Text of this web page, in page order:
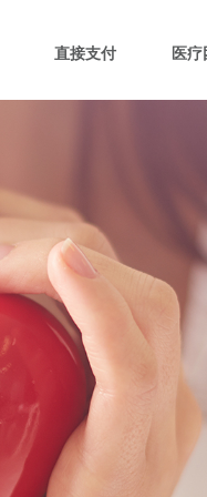
直接支付 医疗
南